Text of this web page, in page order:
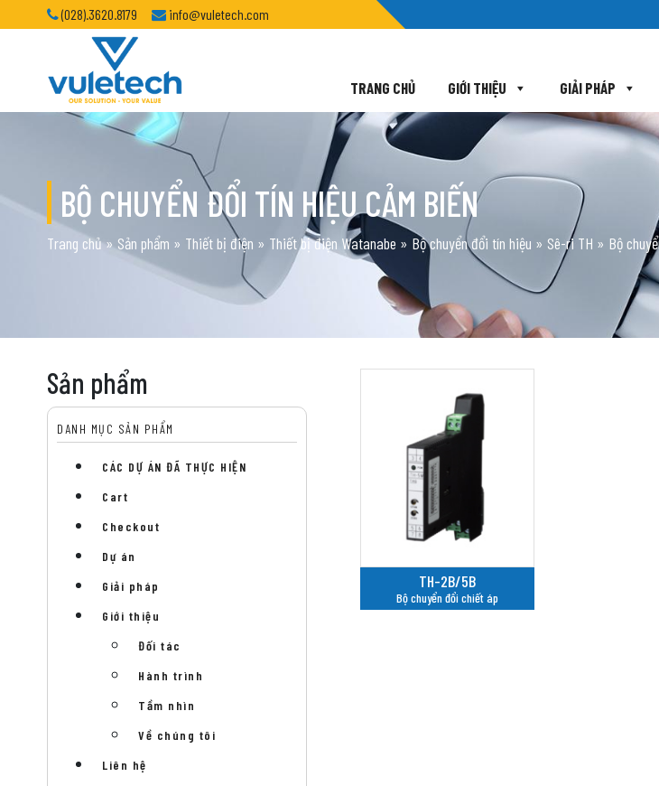
(028).3620.8179 info@vuletech.com
TRANG CHỦ GIỚI THIỆU GIẢI PHÁP
BỘ CHUYỂN ĐỔI TÍN HIỆU CẢM BIẾN
Trang chủ» Sản phẩm » Thiết bị điện » Thiết bị điện Watanabe » Bộ chuyển đổi tín hiệu » Sê-ri TH » Bộ
Sản phẩm
DANH MỤC SẢN PHẨM
CÁC DỰ ÁN ĐÃ THỰC HIỆN
Cart
Checkout
Dự án
Giải pháp
Giới thiệu
Đối tác
Hành trình
Tầm nhìn
Về chúng tôi
Liên hệ
TH-2B/5B
Bộ chuyển đổi chiết áp